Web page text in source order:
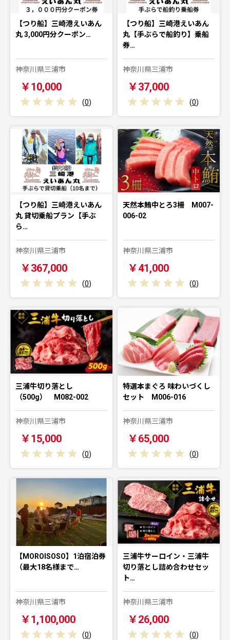
【つり船】三崎港えいあん
丸 3,000円分クーポン…
神奈川県三浦市
￥10,000
(0)
【つり船】三崎港えいあん
丸【手ぶらで船釣り】乗船
券…
神奈川県三浦市
￥37,000
(0)
【つり船】三崎港えいあん
丸 貸切乗船プラン【手ぶ
ら…
神奈川県三浦市
￥367,000
(0)
天然本鮪中とろ3柵 M007-
006-02
神奈川県三浦市
￥41,000
(0)
三浦牛切り落とし
（500g） M082-002
神奈川県三浦市
￥15,000
(0)
特選本まぐろ 味わいづくし
セット M006-016
神奈川県三浦市
￥65,000
(0)
【MOROISOSO】1泊宿泊券
（最大18名様まで…
神奈川県三浦市
￥1,100,000
(0)
三浦牛サーロイン・三浦牛
切り落とし詰め合わせセッ
ト…
神奈川県三浦市
￥26,000
(0)